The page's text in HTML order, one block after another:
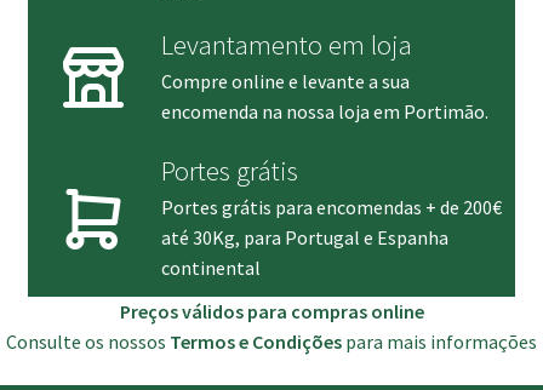
Levantamento em loja
Compre online e levante a sua
encomenda na nossa loja em Portimão.
Portes grátis
Portes grátis para encomendas + de 200€
até 30Kg, para Portugal e Espanha
continental
Preços válidos para compras online
Consulte os nossos Termos e Condições para mais informações